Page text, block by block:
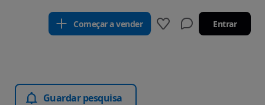
Começar a vender Entrar
Guardar pesquisa